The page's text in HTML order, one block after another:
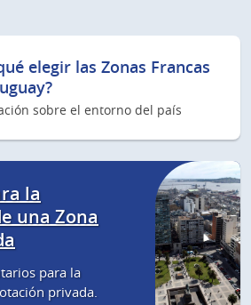
elegir las Zonas Francas
sobre el entorno del país
la
una Zona
para la
privada.